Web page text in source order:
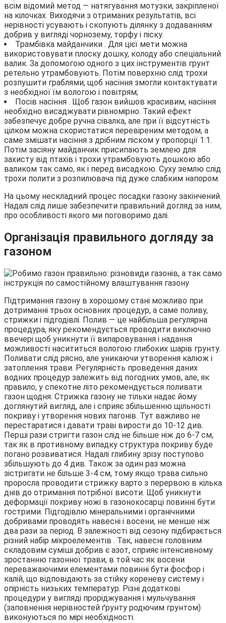
всім відомий метод — натягування мотузки, закріпленої
на кілочках. Виходячи з отриманих результатів, всі
нерівності усувають і скопують ділянку з додаванням
добрив у вигляді чорнозему, торфу і піску.
Трамбівка майданчики . Для цієї мети можна
використовувати плоску дошку, колоду або спеціальний
валик. За допомогою одного з цих інструментів грунт
ретельно утрамбовують. Потім поверхню слід трохи
розпушити граблями, щоб насіння змогли контактувати
з необхідної їм вологою і повітрям;
Посів насіння . Щоб газон вийшов красивим, насіння
необхідно висаджувати рівномірно. Такий ефект
забезпечує добре ручна сівалка, але при її відсутність
цілком можна скористатися перевіреним методом, а
саме змішати насіння з дрібним піском у пропорції 1:1.
Потім засіяну майданчик присипають землею для
захисту від птахів і трохи утрамбовують дошкою або
валиком так само, як і перед висадкою. Суху землю слід
трохи полити з розпилювача під дуже слабким напором.
На цьому нескладний процес посадки газону закінчений.
Надалі слід лише забезпечити правильний догляд за ним,
про особливості якого ми поговоримо далі.
Організація правильного догляду за
газоном
Підтримання газону в хорошому стані можливо при
дотриманні трьох основних процедур, а саме поливу,
стрижки і підгодівлі. Полив — це найбільша регулярна
процедура, яку рекомендується проводити виключно
ввечері щоб уникнути її випаровування і надання
можливості насититься вологою глибоких шарів грунту.
Поливати слід рясно, але уникаючи утворення калюж і
затоплення трави. Регулярність проведення даних
водних процедур залежить від погодних умов, але, як
правило, у спекотне літо рекомендується поливати
газон щодня. Стрижка газону не тільки надає йому
доглянутий вигляд, але і сприяє збільшенню щільності
покриву і утворення нових пагонів. Тут важливо не
перестаратися і давати траві вирости до 10-12 див.
Перші рази стригти газон слід не більше ніж до 6-7 см,
так як в противному випадку структура покриву буде
погано розвиватися. Надалі глибину зрізу поступово
збільшують до 4 див. Також за один раз можна
зістригати не більше 3-4 см, тому якщо трава сильно
проросла проводити стрижку варто з перервою в кілька
днів до отримання потрібної висоти. Щоб уникнути
деформації покриву ножі в газонокосарці повинні бути
гострими. Підгодівлю мінеральними і органічними
добривами проводять навесні і восени, не менше ніж
два рази за період. В залежності від сезону підбирається
різний набір мікроелементів . Так, навесні головним
складовим суміші добрив є азот, сприяє інтенсивному
зростанню газонної трави, в той час як восени
переважаючими елементами повинні бути фосфор і
калій, що відповідають за стійку кореневу систему і
опірність низьких температур. Різні додаткові
процедури у вигляді проріджування і мульчування
(заповнення нерівностей ґрунту родючим грунтом)
виконуються по мірі необхідності.